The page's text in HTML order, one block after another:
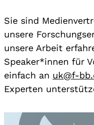
Sie sind
unsere
unsere Arbeit
Speaker*innen für
einfach an uk@f-
Experten